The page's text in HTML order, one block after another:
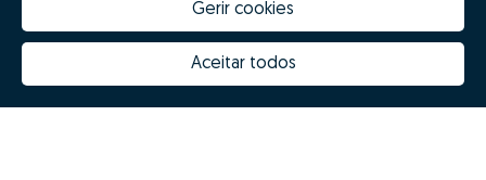
Porquê escolher a Zome
Inovação Zome
Hubs Zome
Gerir cookies
Aceitar todos